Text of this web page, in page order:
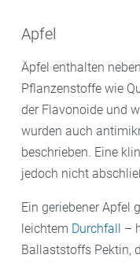
Apfel
Äpfel enthalten
Pflanzenstoffe wie
der Flavonoide und
wurden auch
beschrieben. Eine
jedoch nicht
Ein geriebener Apfel
leichtem Durchfall –
Ballaststoffs Pektin,